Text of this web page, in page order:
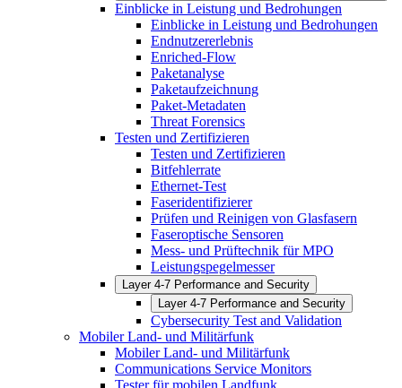
Einblicke in Leistung und Bedrohungen
Einblicke in Leistung und Bedrohungen
Endnutzererlebnis
Enriched-Flow
Paketanalyse
Paketaufzeichnung
Paket-Metadaten
Threat Forensics
Testen und Zertifizieren
Testen und Zertifizieren
Bitfehlerrate
Ethernet-Test
Faseridentifizierer
Prüfen und Reinigen von Glasfasern
Faseroptische Sensoren
Mess- und Prüftechnik für MPO
Leistungspegelmesser
Layer 4-7 Performance and Security
Layer 4-7 Performance and Security
Cybersecurity Test and Validation
Mobiler Land- und Militärfunk
Mobiler Land- und Militärfunk
Communications Service Monitors